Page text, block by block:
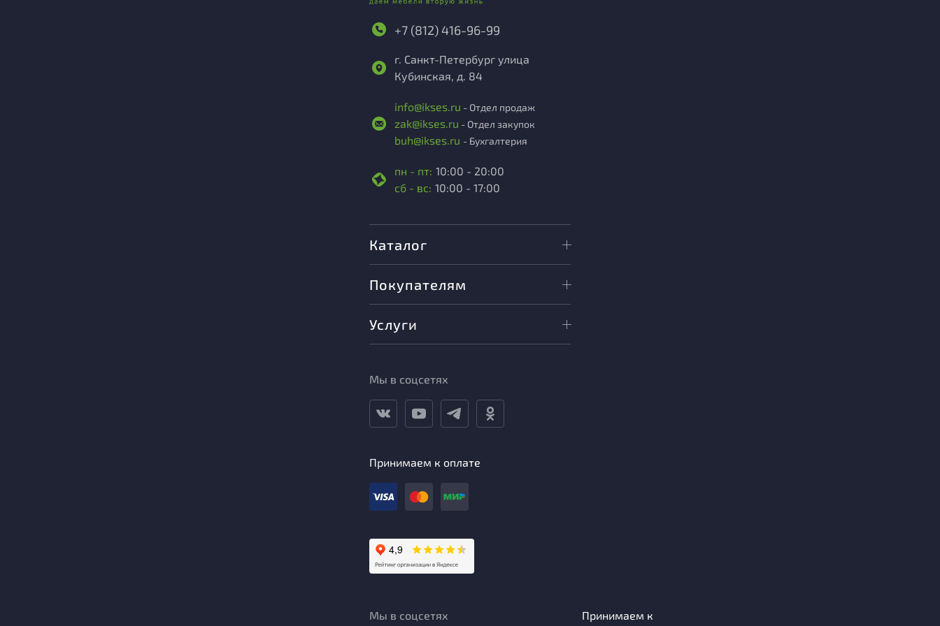
+7 (812) 416-96-99
г. Санкт-Петербург улица
Кубинская, д. 84
info@ikses.ru - Отдел продаж
zak@ikses.ru - Отдел закупок
buh@ikses.ru - Бухгалтерия
пн - пт: 10:00 - 20:00
сб - вс: 10:00 - 17:00
Каталог
Покупателям
Услуги
Мы в соцсетях
Принимаем к оплате
Мы в соцсетях
Принимаем к